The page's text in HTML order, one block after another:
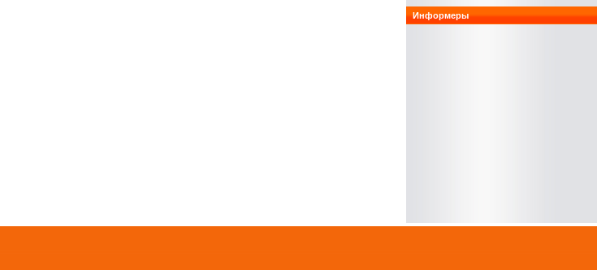
47руб.
Шланг пивной гибкий "Walrap" 7 x 12 мм
Информеры